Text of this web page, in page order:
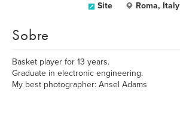
Site Roma, Italy
Sobre
Basket player for 13 years.
Graduate in electronic engineering.
My best photographer: Ansel Adams